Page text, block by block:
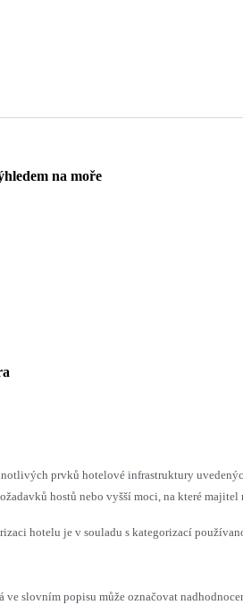
na moře
prvků hotelové infrastruktury
hostů nebo vyšší moci, na které majitel
hotelu je v souladu s kategorizací
ve slovním popisu může označovat